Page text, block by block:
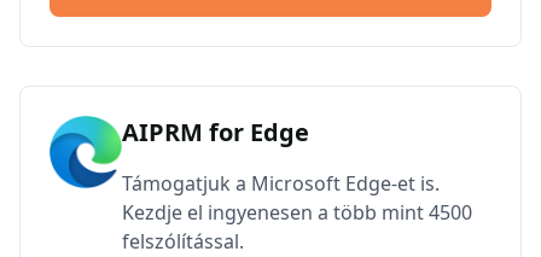
AIPRM for Edge
Támogatjuk a Microsoft Edge-et is.
Kezdje el ingyenesen a több mint 4500
felszólítással.